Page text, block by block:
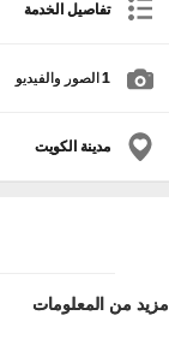
تفاصيل الخدمة
1 الصور والفيديو
مدينة الكويت
مزيد من المعلومات